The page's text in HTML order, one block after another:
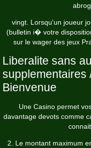
vingt. Lorsqu'un joueur
(bulletin i� votre
sur le wager des jeux
Liberalite sans
supplementaires
Bienvenue
Une Casino permet
davantage devots comme
2. Le montant maximum